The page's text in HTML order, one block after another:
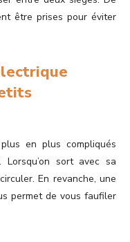
être prises pour éviter
en plus compliqués
Lorsqu’on sort avec sa
En revanche, une
permet de vous faufiler